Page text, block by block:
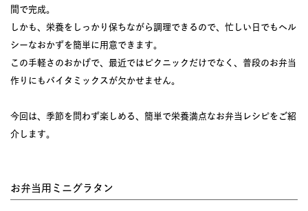
間で完成。
しかも、栄養をしっかり保ちながら調理できるので、忙しい日でもヘル
シーなおかずを簡単に用意できます。
この手軽さのおかげで、最近ではピクニックだけでなく、普段のお弁当
作りにもバイタミックスが欠かせません。
今回は、季節を問わず楽しめる、簡単で栄養満点なお弁当レシピをご紹
介します。
お弁当用ミニグラタン